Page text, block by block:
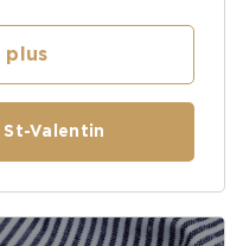
plus
St-Valentin